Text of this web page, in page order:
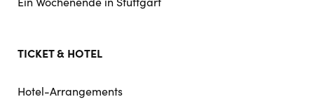
TICKET & HOTEL
Hotel-Arrangements